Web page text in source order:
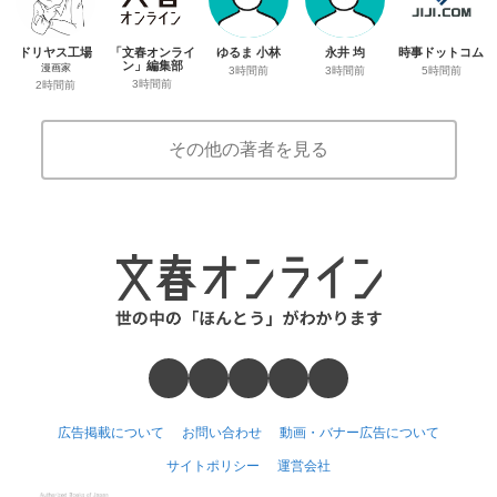
ドリヤス工場
漫画家
2時間前
「文春オンライ
ン」編集部
3時間前
ゆるま 小林
3時間前
永井 均
3時間前
時事ドットコム
5時間前
その他の著者を見る
広告掲載について お問い合わせ 動画・バナー広告について
サイトポリシー 運営会社